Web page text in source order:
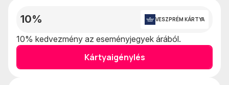
10% VESZPRÉM KÁRTYA
10% kedvezmény az eseményjegyek árából.
Kártyaigénylés